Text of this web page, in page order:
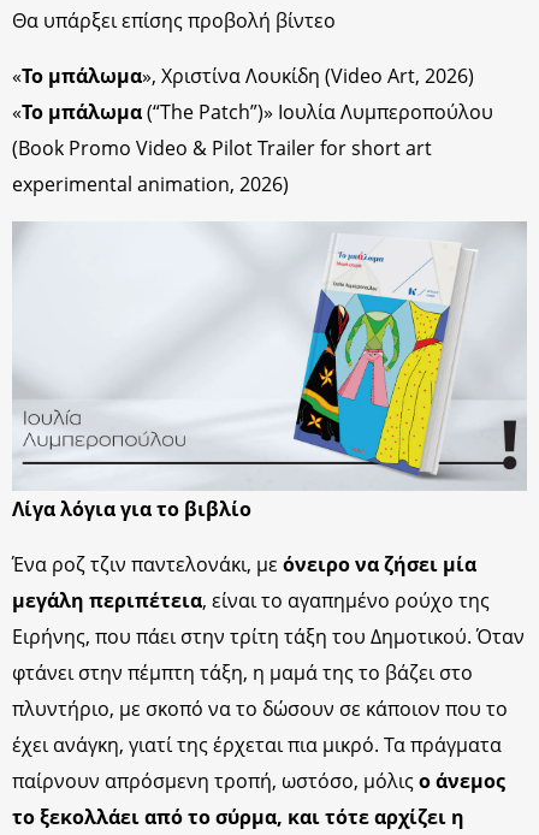
Θα υπάρξει επίσης προβολή βίντεο
«Το μπάλωμα», Χριστίνα Λουκίδη (Video Art, 2026)
«Το μπάλωμα(“The Patch”)» Ιουλία Λυμπεροπούλου
(Book Promo Video & Pilot Trailer for short art
experimental animation, 2026)
Λίγα λόγια για το βιβλίο
Ένα ροζ τζιν παντελονάκι, με όνειρο να ζήσει μία
μεγάλη περιπέτεια, είναι το αγαπημένο ρούχο της
Ειρήνης, που πάει στην τρίτη τάξη του Δημοτικού. Όταν
φτάνει στην πέμπτη τάξη, η μαμά της το βάζει στο
πλυντήριο, με σκοπό να το δώσουν σε κάποιον που το
έχει ανάγκη, γιατί της έρχεται πια μικρό. Τα πράγμα­τα
παίρνουν απρόσμενη τροπή, ωστόσο, μόλιςο άνεμος
το ξεκολλάει από το σύρμα, και τότε αρχίζει η